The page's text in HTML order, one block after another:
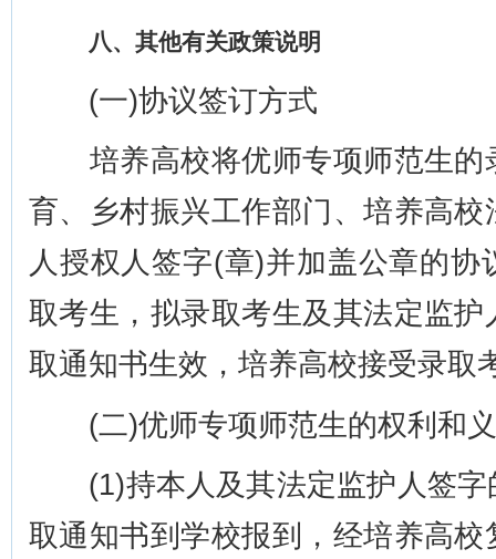
八、其他有关政策说明
(一)协议签订方式
培养高校将优师专项师范生的
育、乡村振兴工作部门、培养高
人授权人签字(章)并加盖公章的
取考生，拟录取考生及其法定监
取通知书生效，培养高校接受录取
(二)优师专项师范生的权利和
(1)持本人及其法定监护人签字
取通知书到学校报到，经培养高